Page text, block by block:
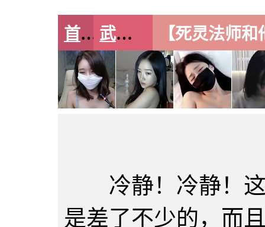
首页 武侠古典
冷静！冷静！这
是差了不少的，而